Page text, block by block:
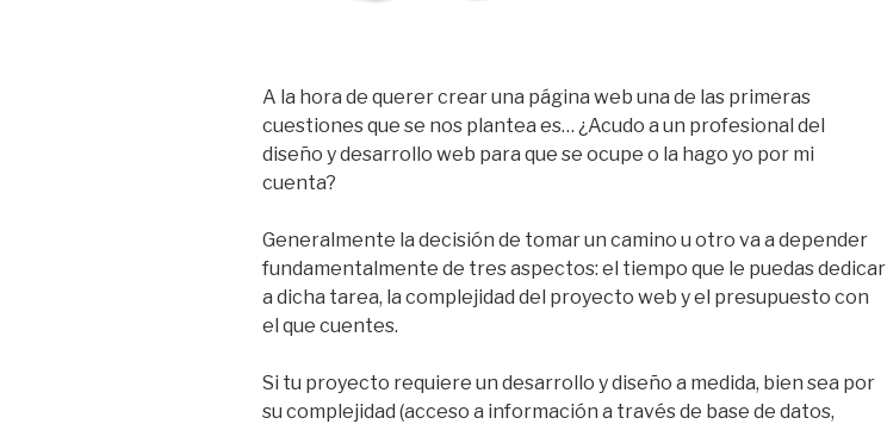
A la hora de querer crear una página web una de las primeras
cuestiones que se nos plantea es… ¿Acudo a un profesional del
diseño y desarrollo web para que se ocupe o la hago yo por mi
cuenta?
Generalmente la decisión de tomar un camino u otro va a depender
fundamentalmente de tres aspectos: el tiempo que le puedas dedicar
a dicha tarea, la complejidad del proyecto web y el presupuesto con
el que cuentes.
Si tu proyecto requiere un desarrollo y diseño a medida, bien sea por
su complejidad (acceso a información a través de base de datos,